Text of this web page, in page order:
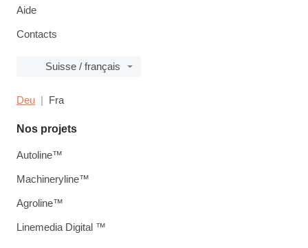
Aide
Contacts
Suisse / français
Deu Fra
Nos projets
Autoline™
Machineryline™
Agroline™
Linemedia Digital ™